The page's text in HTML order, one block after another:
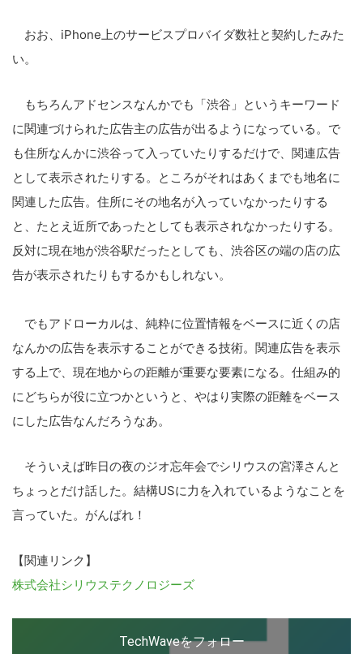
おお、iPhone上のサービスプロバイダ数社と契約したみた
い。
もちろんアドセンスなんかでも「渋谷」というキーワード
に関連づけられた広告主の広告が出るようになっている。で
も住所なんかに渋谷って入っていたりするだけで、関連広告
として表示されたりする。ところがそれはあくまでも地名に
関連した広告。住所にその地名が入っていなかったりする
と、たとえ近所であったとしても表示されなかったりする。
反対に現在地が渋谷駅だったとしても、渋谷区の端の店の広
告が表示されたりもするかもしれない。
でもアドローカルは、純粋に位置情報をベースに近くの店
なんかの広告を表示することができる技術。関連広告を表示
する上で、現在地からの距離が重要な要素になる。仕組み的
にどちらが役に立つかというと、やはり実際の距離をベース
にした広告なんだろうなあ。
そういえば昨日の夜のジオ忘年会でシリウスの宮澤さんと
ちょっとだけ話した。結構USに力を入れているようなことを
言っていた。がんばれ！
【関連リンク】
株式会社シリウステクノロジーズ
TechWaveをフォロー
こ
サ
を